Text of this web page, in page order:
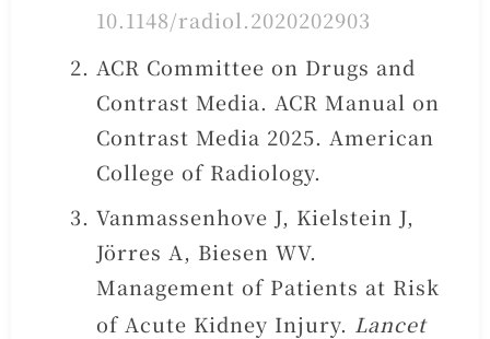
10.1148/radiol.2020202903
ACR Committee on Drugs and
Contrast Media. ACR Manual on
Contrast Media 2025. American
College of Radiology.
Vanmassenhove J, Kielstein J,
Jörres A, Biesen WV.
Management of Patients at Risk
of Acute Kidney Injury. Lancet